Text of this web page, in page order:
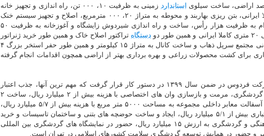
استاندارد
زمینی به ظرفیت ۱۰، ۰۰۰ تن، راه اندازی و تجهیز خانه
هلال، ساخت و تجهیز شیردوشی تمام اتوماتیک کاملا ایرانی، بتن ریزی بهاربند و محوطه به متراژ ۲۰، ۰۰۰ مترمربع، اصلاح و تجهیز سیستم خنک
کننده واحد شیردوش، راه اندازی واحد پرواربندی دام به ظرفیت هزار رأس، ساخت و راه اندازی شیردوش زایشگاه و آغوزخانه به ظرفیت ۵۰
دستگاه تراکتور اصلاح خاک و همین طور خرید ژنراتور
برق برای باغ مرکبات جهرم، اصلاح سیستم آب رسانی مجتمع سرپل ذهاب و ساخت کانال به متراژ ۱۵ کیلومتر و همین طور حفر استخر بزرگ ۴
برای کشت محصولات زراعی و بهره برداری بهتر از اراضی همچون اقدامات انجام گرفته
وی اضافه کرد: در همین راستا اقداماتی نیز در شرکت فردوس در ضمن سال ۱۳۹۹ در دستور کار قرار گرفت که مهم ترین آنها، جذب اعتبار
بلاعوض از وزارت میراث فرهنگی و صنایع دستی و گردشگری، مرمت و بازسازی وان های اختصاصی با هزینه بیش از ۲ میلیارد ریال، ساخت ۲
واحد سوئیت ویلایی با هزینه بیش از ۴ میلیارد ریال، آسفالت معابر داخلی مجموعه به مساحت ۵۰۰۰ متر مربع با هزینه بیش از ۵/۷ میلیارد ریال،
ایجاد روشنایی پارک گردشگری داخل مجموعه با اعتباری بیش از ۵/۱ میلیارد ریال، ایجاد و ساخت حوضچه های بتنی و ساختمان تاسیسات و خرید
دستگاه تصفیه فاضلاب از محل اعتبارات میراث فرهنگی و گردشگری به ارزش ۱۵ میلیارد ریال، حضور در نمایشگاه های گردشگری بین المللی